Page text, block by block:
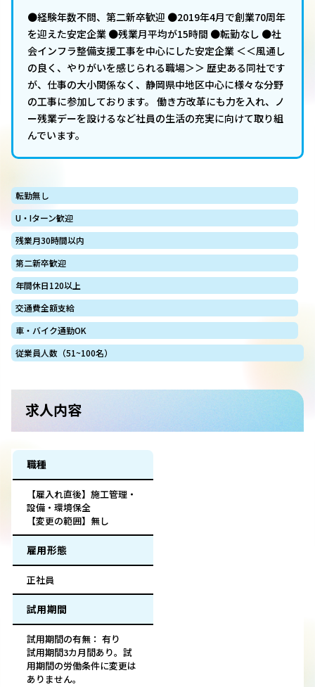
●経験年数不問、第二新卒歓迎 ●2019年4月で創業70周年
を迎えた安定企業 ●残業月平均が15時間 ●転勤なし ●社
会インフラ整備支援工事を中心にした安定企業 ＜＜風通し
の良く、やりがいを感じられる職場＞＞ 歴史ある同社です
が、仕事の大小関係なく、静岡県中地区中心に様々な分野
の工事に参加しております。 働き方改革にも力を入れ、ノ
ー残業デーを設けるなど社員の生活の充実に向けて取り組
んでいます。
転勤無し
U・Iターン歓迎
残業月30時間以内
第二新卒歓迎
年間休日120以上
交通費全額支給
車・バイク通勤OK
従業員人数（51~100名）
求人内容
職種
【雇入れ直後】施工管理・
設備・環境保全
【変更の範囲】無し
雇用形態
正社員
試用期間
試用期間の有無： 有り
試用期間3カ月間あり。試
用期間の労働条件に変更は
ありません。